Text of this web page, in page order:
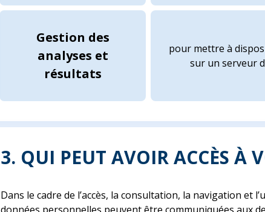
Gestion des
analyses et
résultats
pour mettre à
sur un serveur
3. QUI PEUT AVOIR ACCÈS À
Dans le cadre de l’accès, la consultation, la navigation et